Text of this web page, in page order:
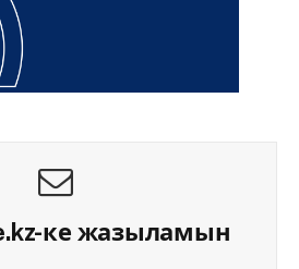
ке жазыламын